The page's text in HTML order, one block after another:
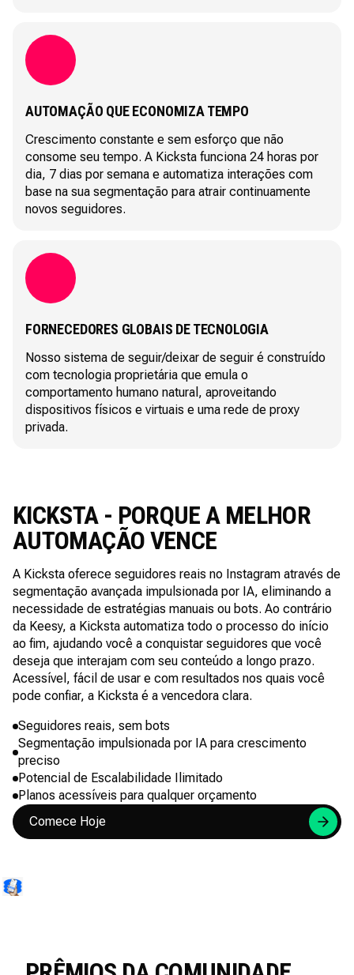
AUTOMAÇÃO QUE ECONOMIZA TEMPO
Crescimento constante e sem esforço que não
consome seu tempo. A Kicksta funciona 24 horas por
dia, 7 dias por semana e automatiza interações com
base na sua segmentação para atrair continuamente
novos seguidores.
FORNECEDORES GLOBAIS DE TECNOLOGIA
Nosso sistema de seguir/deixar de seguir é construído
com tecnologia proprietária que emula o
comportamento humano natural, aproveitando
dispositivos físicos e virtuais e uma rede de proxy
privada.
KICKSTA - PORQUE A MELHOR
AUTOMAÇÃO VENCE
A Kicksta oferece seguidores reais no Instagram através de
segmentação avançada impulsionada por IA, eliminando a
necessidade de estratégias manuais ou bots. Ao contrário
da Keesy, a Kicksta automatiza todo o processo do início
ao fim, ajudando você a conquistar seguidores que você
deseja que interajam com seu conteúdo a longo prazo.
Acessível, fácil de usar e com resultados nos quais você
pode confiar, a Kicksta é a vencedora clara.
Seguidores reais, sem bots
Segmentação impulsionada por IA para crescimento
preciso
Potencial de Escalabilidade Ilimitado
Planos acessíveis para qualquer orçamento
Comece Hoje